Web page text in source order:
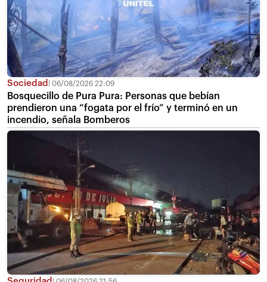
Sociedad 06/08/2026 22:09
Bosquecillo de Pura Pura: Personas que bebían
prendieron una “fogata por el frío” y terminó en un
incendio, señala Bomberos